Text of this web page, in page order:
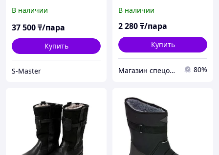
В наличии
37 500₸/пара
Купить
S-Master
В наличии
2 280₸/пара
Купить
Магазин спецодежды ROBAMAG 80%